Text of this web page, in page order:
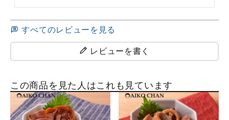
すべてのレビューを見る
レビューを書く
この商品を見た人はこれも見ています